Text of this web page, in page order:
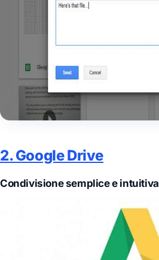
2. Google Drive
Condivisione semplice e intuitiva